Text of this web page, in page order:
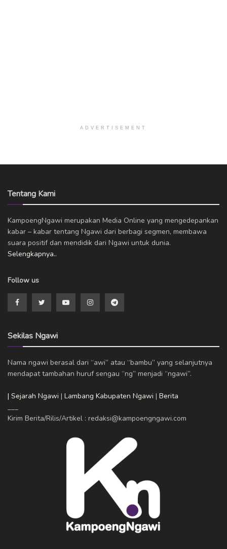
ADVERTISEMENT
Tentang Kami
KampoengNgawi merupakan Media Online yang mengedepankan
kabar – kabar tentang Ngawi dari berbagi segmen, membawa
suara positif dan mendidik dari Ngawi untuk dunia.
Selengkapnya..
Follow us
Sekilas Ngawi
Nama ngawi berasal dari “awi” atau “bambu” yang selanjutnya
mendapat tambahan huruf sengau “ng” menjadi “ngawi”.
| Sejarah Ngawi | Lambang Kabupaten Ngawi | Berita
Kirim Berita/Rilis/Artikel : redaksi@kampoengngawi.com